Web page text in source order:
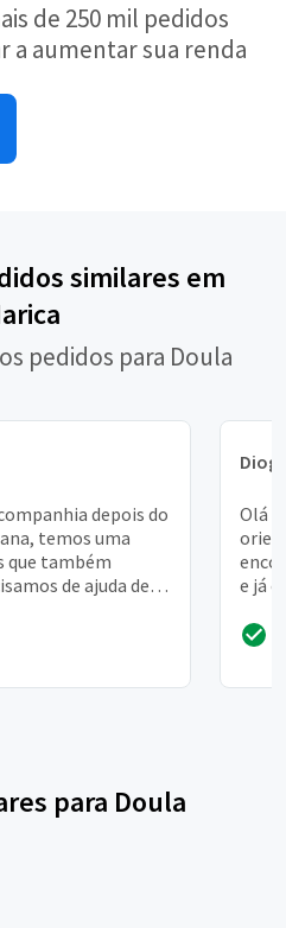
de 250 mil pedidos
a aumentar sua renda
similares em
pedidos para Doula
depois do
temos uma
que também
de ajuda de
Olá
e já
para Doula